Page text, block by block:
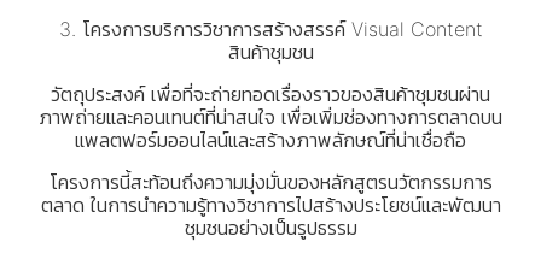
3. โครงการบริการวิชาการสร้างสรรค์ Visual Content
สินค้าชุมชน
วัตถุประสงค์ เพื่อที่จะถ่ายทอดเรื่องราวของสินค้าชุมชนผ่าน
ภาพถ่ายและคอนเทนต์ที่น่าสนใจ เพื่อเพิ่มช่องทางการตลาดบน
แพลตฟอร์มออนไลน์และสร้างภาพลักษณ์ที่น่าเชื่อถือ
โครงการนี้สะท้อนถึงความมุ่งมั่นของหลักสูตรนวัตกรรมการ
ตลาด ในการนำความรู้ทางวิชาการไปสร้างประโยชน์และพัฒนา
ชุมชนอย่างเป็นรูปธรรม